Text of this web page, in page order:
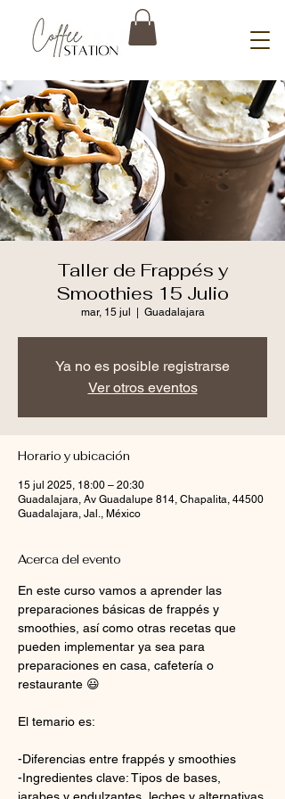
Taller de Frappés y
Smoothies 15 Julio
mar, 15 jul Guadalajara
Ya no es posible registrarse
Ver otros eventos
Horario y ubicación
15 jul 2025, 18:00 – 20:30
Guadalajara, Av Guadalupe 814, Chapalita, 44500
Guadalajara, Jal., México
Acerca del evento
En este curso vamos a aprender las
preparaciones básicas de frappés y
smoothies, así como otras recetas que
pueden implementar ya sea para
preparaciones en casa, cafetería o
restaurante 😃
El temario es:
-Diferencias entre frappés y smoothies
-Ingredientes clave: Tipos de bases,